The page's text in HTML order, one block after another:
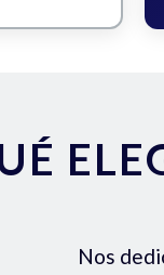
Nos